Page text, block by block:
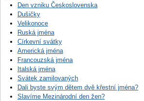
Den vzniku Československa
Dušičky
Velikonoce
Ruská jména
Církevní svátky
Americká jména
Francouzská jména
Italská jména
Svátek zamilovaných
Dali byste svým dětem dvě křestní jména?
Slavíme Mezinárodní den žen?